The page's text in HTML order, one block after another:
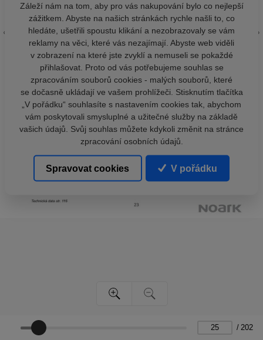
/ 202
Záleží nám na tom, aby pro vás nakupování bylo co nejlepší
zážitkem. Abyste na našich stránkách rychle našli to, co
hledáte, ušetřili spoustu klikání a nezobrazovaly se vám
reklamy na věci, které vás nezajímají. Abyste web viděli
v zobrazení na které jste zvyklí a nemuseli se pokaždé
přihlašovat. Proto od vás potřebujeme souhlas se
zpracováním souborů cookies - malých souborů, které
se dočasně ukládají ve vašem prohlížeči. Stisknutím tlačítka
„V pořádku“ souhlasíte s nastavením cookies tak, abychom
vám poskytovali smysluplné a užitečné služby na základě
vašich údajů. Svůj souhlas můžete kdykoli změnit na stránce
zpracování osobních údajů.
Spravovat cookies V pořádku